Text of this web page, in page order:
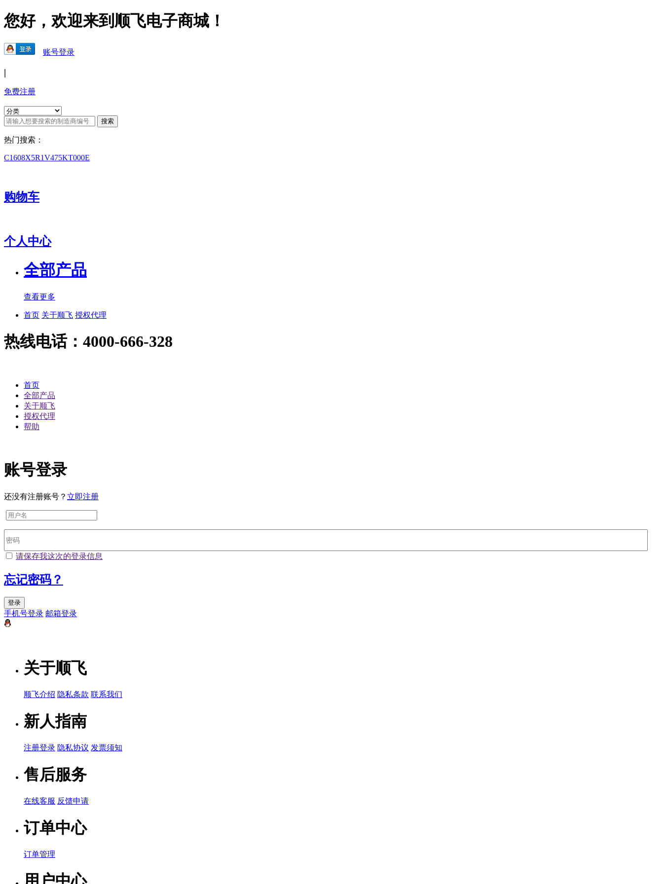
您好，欢迎来到顺飞电子商城！
账号登录
|
免费注册
热门搜索：
C1608X5R1V475KT000E
购物车
个人中心
全部产品
查看更多
首页 关于顺飞 授权代理
热线电话：4000-666-328
首页
全部产品
关于顺飞
授权代理
帮助
账号登录
还没有注册账号？ 立即注册
请保存我这次的登录信息
忘记密码？
登录
手机号登录 邮箱登录
关于顺飞
顺飞介绍 隐私条款 联系我们
新人指南
注册登录 隐私协议 发票须知
售后服务
在线客服 反馈申请
订单中心
订单管理